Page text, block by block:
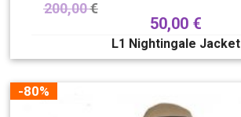
200,00€
50,00 €
L1 Nightingale Jacket
-80%